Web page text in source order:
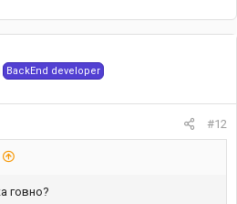
BackEnd developer
#12
говно?